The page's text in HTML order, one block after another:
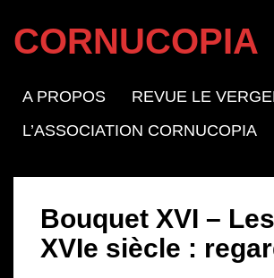
CORNUCOPIA
A PROPOS REVUE LE
L’ASSOCIATION CORNUCOPIA
Bouquet XVI –
XVIe siècle :